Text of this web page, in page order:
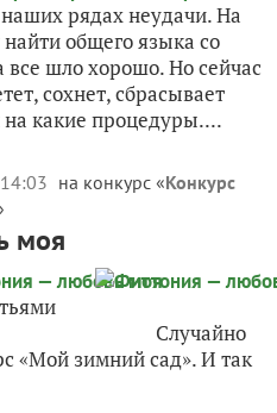
рядах неудачи. На
общего языка со
все шло хорошо. Но сейчас
сохнет, сбрасывает
на какие процедуры....
на конкурс «Конкурс
моя
листьями
«Мой зимний сад». И так